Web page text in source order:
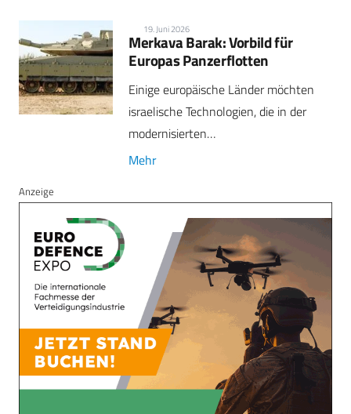
19. Juni 2026
Merkava Barak: Vorbild für
Europas Panzerflotten
Einige europäische Länder möchten
israelische Technologien, die in der
modernisierten…
Mehr
Anzeige